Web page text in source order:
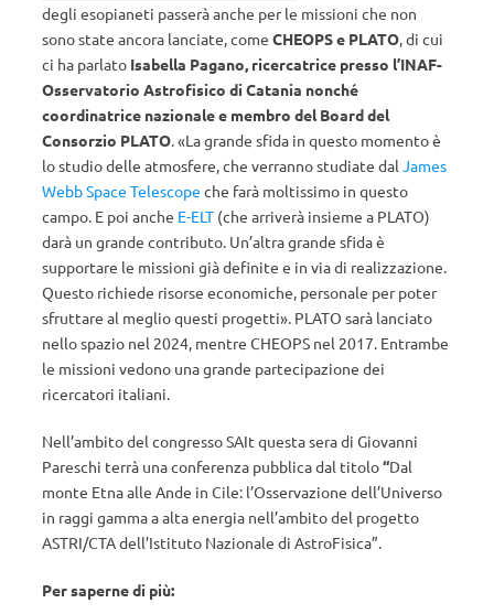
degli esopianeti passerà anche per le missioni che non
sono state ancora lanciate, come CHEOPS e PLATO, di cui
ci ha parlato Isabella Pagano, ricercatrice presso l’INAF-
Osservatorio Astrofisico di Catania nonché
coordinatrice nazionale e membro del Board del
Consorzio PLATO. «La grande sfida in questo momento è
lo studio delle atmosfere, che verranno studiate dal James
Webb Space Telescope che farà moltissimo in questo
campo. E poi anche E-ELT (che arriverà insieme a PLATO)
darà un grande contributo. Un’altra grande sfida è
supportare le missioni già definite e in via di realizzazione.
Questo richiede risorse economiche, personale per poter
sfruttare al meglio questi progetti». PLATO sarà lanciato
nello spazio nel 2024, mentre CHEOPS nel 2017. Entrambe
le missioni vedono una grande partecipazione dei
ricercatori italiani.
Nell’ambito del congresso SAIt questa sera di Giovanni
Pareschi terrà una conferenza pubblica dal titolo“Dal
monte Etna alle Ande in Cile: l’Osservazione dell’Universo
in raggi gamma a alta energia nell’ambito del progetto
ASTRI/CTA dell’Istituto Nazionale di AstroFisica”.
Per saperne di più: